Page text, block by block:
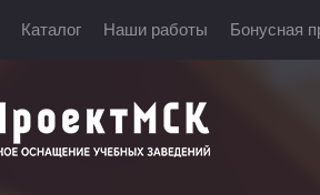
Каталог Наши работы Бонусная